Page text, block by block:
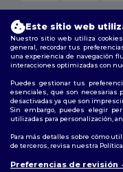
2026. Todos
Términos y Condiciones|
Privacidad|Política de
Síguenos
Este sitio web
Nuestro sitio web utiliza
general, recordar tus
una experiencia de navegación
interacciones optimizadas con
Puedes gestionar tus
esenciales, que son necesarias
desactivadas ya que son
Sin embargo, puedes elegir
utilizadas para personalización,
Para más detalles sobre cómo
de terceros, revisa nuestra Política
Preferencias de revisión